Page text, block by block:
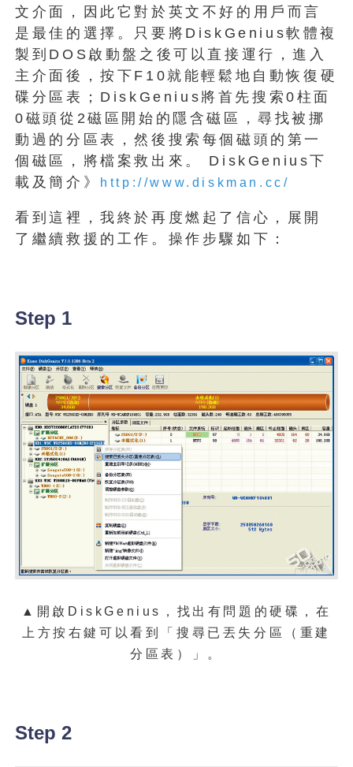
文介面，因此它對於英文不好的用戶而言
是最佳的選擇。只要將DiskGenius軟體複
製到DOS啟動盤之後可以直接運行，進入
主介面後，按下F10就能輕鬆地自動恢復硬
碟分區表；DiskGenius將首先搜索0柱面
0磁頭從2磁區開始的隱含磁區，尋找被挪
動過的分區表，然後搜索每個磁頭的第一
個磁區，將檔案救出來。 DiskGenius下
載及簡介》
http://www.diskman.cc/
看到這裡，我終於再度燃起了信心，展開
了繼續救援的工作。操作步驟如下：
Step 1
▲開啟DiskGenius，找出有問題的硬碟，在
上方按右鍵可以看到「搜尋已丟失分區（重建
分區表）」。
Step 2